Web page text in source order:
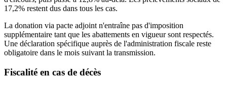
17,2% restent dus dans tous les cas.
La donation via pacte adjoint n'entraîne pas d'imposition
supplémentaire tant que les abattements en vigueur sont respectés.
Une déclaration spécifique auprès de l'administration fiscale reste
obligatoire dans le mois suivant la transmission.
Fiscalité en cas de décès